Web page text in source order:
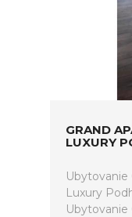
GRAND
LUXURY
Ubytovanie
Luxury
Ubytovanie